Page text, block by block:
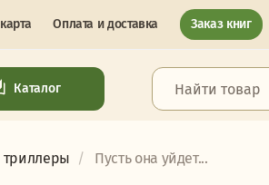
Оплата и доставка Заказ книг
Каталог
триллеры Пусть она уйдет...